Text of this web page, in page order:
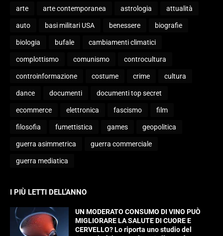
arte arte contemporanea astrologia attualità
auto basi militari USA benessere biografie
biologia bufale cambiamenti climatici
complottismo comunismo controcultura
controinformazione costume crime cultura
dance documenti documenti top secret
ecommerce elettronica fascismo film
filosofia fumettistica games geopolitica
guerra asimmetrica guerra commerciale
guerra mediatica
I PIÙ LETTI DELL’ANNO
UN MODERATO CONSUMO DI VINO PUÒ
MIGLIORARE LA SALUTE DI CUORE E
CERVELLO? Lo riporta uno studio del